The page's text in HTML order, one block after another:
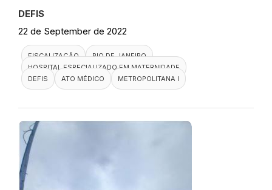
DEFIS
22 de September de 2022
FISCALIZAÇÃO
RIO DE JANEIRO
HOSPITAL ESPECIALIZADO EM MATERNIDADE
DEFIS
ATO MÉDICO METROPOLITANA I